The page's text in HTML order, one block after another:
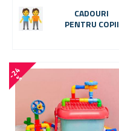
CADOURI
PENTRU COPII
-
2
4
%